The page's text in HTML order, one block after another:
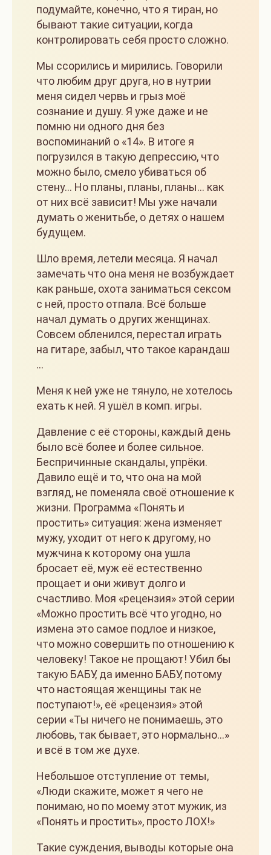
подумайте, конечно, что я тиран, но
бывают такие ситуации, когда
контролировать себя просто сложно.
Мы ссорились и мирились. Говорили
что любим друг друга, но в нутрии
меня сидел червь и грыз моё
сознание и душу. Я уже даже и не
помню ни одного дня без
воспоминаний о «14». В итоге я
погрузился в такую депрессию, что
можно было, смело убиваться об
стену… Но планы, планы, планы… как
от них всё зависит! Мы уже начали
думать о женитьбе, о детях о нашем
будущем.
Шло время, летели месяца. Я начал
замечать что она меня не возбуждает
как раньше, охота заниматься сексом
с ней, просто отпала. Всё больше
начал думать о других женщинах.
Совсем обленился, перестал играть
на гитаре, забыл, что такое карандаш
…
Меня к ней уже не тянуло, не хотелось
ехать к ней. Я ушёл в комп. игры.
Давление с её стороны, каждый день
было всё более и более сильное.
Беспричинные скандалы, упрёки.
Давило ещё и то, что она на мой
взгляд, не поменяла своё отношение к
жизни. Программа «Понять и
простить» ситуация: жена изменяет
мужу, уходит от него к другому, но
мужчина к которому она ушла
бросает её, муж её естественно
прощает и они живут долго и
счастливо. Моя «рецензия» этой серии
«Можно простить всё что угодно, но
измена это самое подлое и низкое,
что можно совершить по отношению к
человеку! Такое не прощают! Убил бы
такую БАБУ, да именно БАБУ, потому
что настоящая женщины так не
поступают!», её «рецензия» этой
серии «Ты ничего не понимаешь, это
любовь, так бывает, это нормально…»
и всё в том же духе.
Небольшое отступление от темы,
«Люди скажите, может я чего не
понимаю, но по моему этот мужик, из
«Понять и простить», просто ЛОХ!»
Такие суждения, выводы которые она